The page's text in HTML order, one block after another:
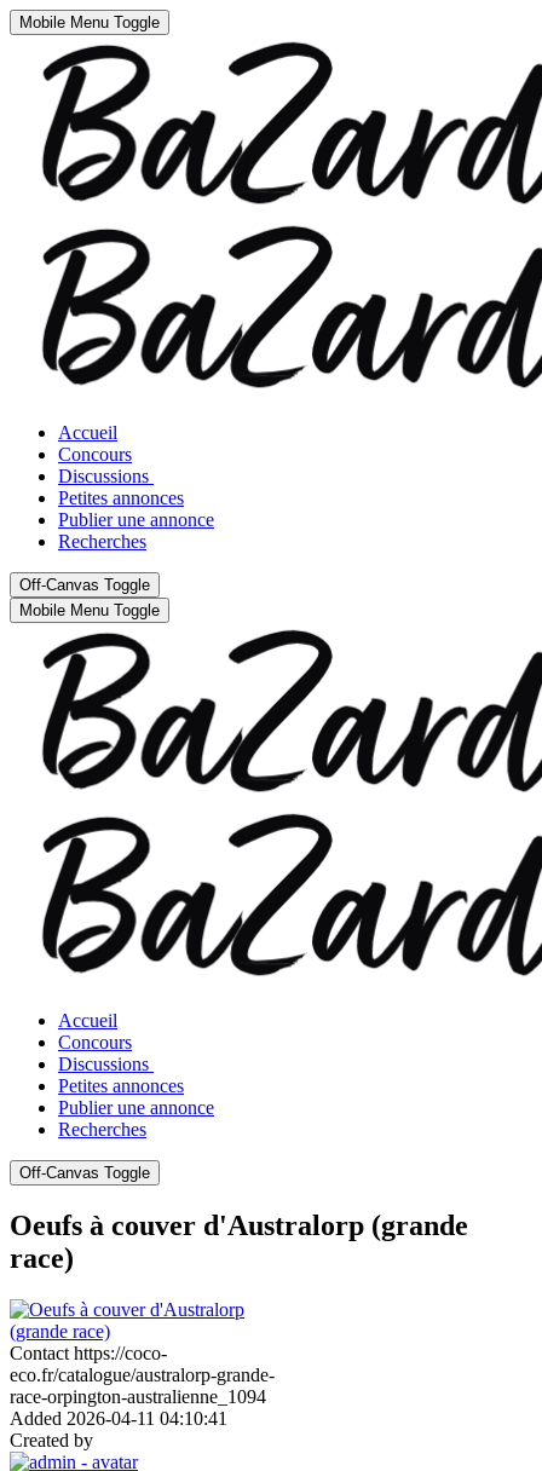
Mobile Menu Toggle
Accueil
Concours
Discussions
Petites annonces
Publier une annonce
Recherches
Off-Canvas Toggle
Mobile Menu Toggle
Accueil
Concours
Discussions
Petites annonces
Publier une annonce
Recherches
Off-Canvas Toggle
Oeufs à couver d'Australorp (grande
race)
Contact https://coco-
eco.fr/catalogue/australorp-grande-
race-orpington-australienne_1094
Added 2026-04-11 04:10:41
Created by